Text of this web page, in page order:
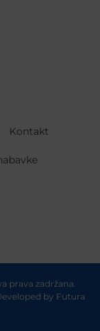
Kontakt
prava zadržana.
by Futura